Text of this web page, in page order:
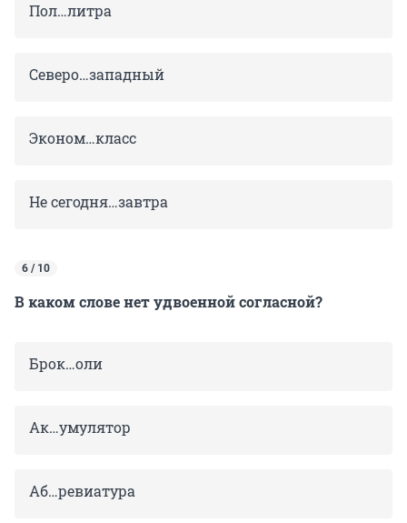
Пол…литра
Северо…западный
Эконом…класс
Не сегодня…завтра
6 / 10
В каком слове нет удвоенной согласной?
Брок…оли
Ак…умулятор
Аб…ревиатура